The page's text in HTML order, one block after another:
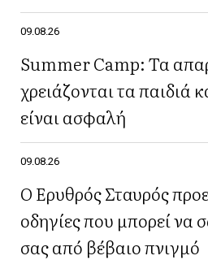
09.08.26
Summer Camp: Τα
χρειάζονται τα παιδιά
είναι ασφαλή
09.08.26
Ο Ερυθρός Σταυρός
οδηγίες που μπορεί να
σας από βέβαιο πνιγμό